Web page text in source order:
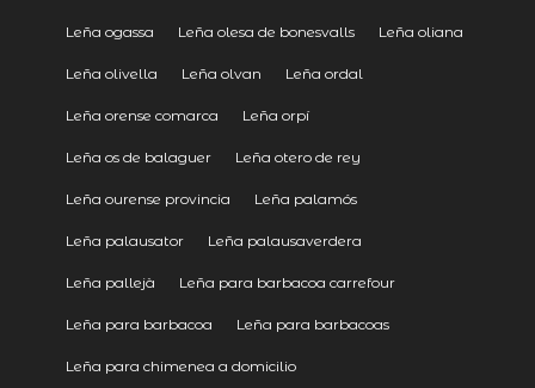
Leña ogassa Leña olesa de bonesvalls Leña oliana
Leña olivella Leña olvan Leña ordal
Leña orense comarca Leña orpí
Leña os de balaguer Leña otero de rey
Leña ourense provincia Leña palamós
Leña palausator Leña palausaverdera
Leña pallejà Leña para barbacoa carrefour
Leña para barbacoa Leña para barbacoas
Leña para chimenea a domicilio